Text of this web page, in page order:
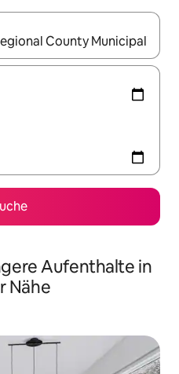
navigiere mit den
Aufenthalte in
Nähe